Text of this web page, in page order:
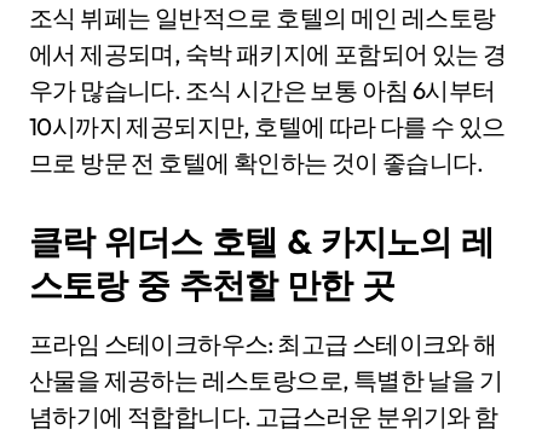
조식 뷔페는 일반적으로 호텔의 메인 레스토랑
에서 제공되며, 숙박 패키지에 포함되어 있는 경
우가 많습니다. 조식 시간은 보통 아침 6시부터
10시까지 제공되지만, 호텔에 따라 다를 수 있으
므로 방문 전 호텔에 확인하는 것이 좋습니다.
클락 위더스 호텔 & 카지노의 레
스토랑 중 추천할 만한 곳
프라임 스테이크하우스: 최고급 스테이크와 해
산물을 제공하는 레스토랑으로, 특별한 날을 기
념하기에 적합합니다. 고급스러운 분위기와 함